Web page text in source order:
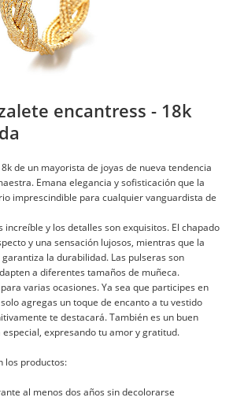
encantress - 18k
de un mayorista de joyas de nueva tendencia
Emana elegancia y sofisticación que la
imprescindible para cualquier vanguardista de
increíble y los detalles son exquisitos. El chapado
y una sensación lujosos, mientras que la
la durabilidad. Las pulseras son
a diferentes tamaños de muñeca.
varias ocasiones. Ya sea que participes en
agregas un toque de encanto a tu vestido
te destacará. También es un buen
expresando tu amor y gratitud.
los productos:
al menos dos años sin decolorarse